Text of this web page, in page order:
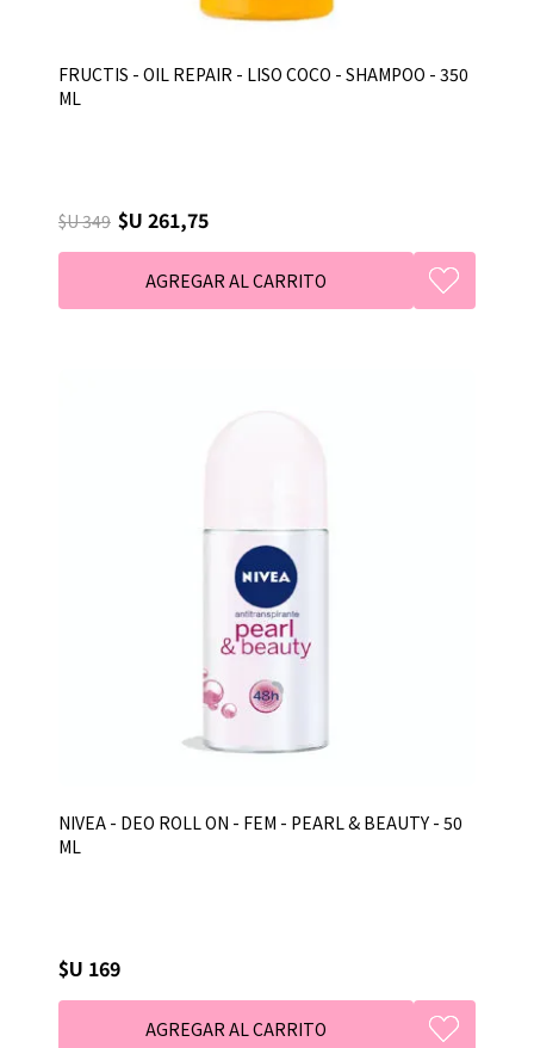
FRUCTIS - OIL REPAIR - LISO COCO - SHAMPOO - 350
ML
$U 349 $U 261,75
NIVEA - DEO ROLL ON - FEM - PEARL & BEAUTY - 50
ML
$U 169